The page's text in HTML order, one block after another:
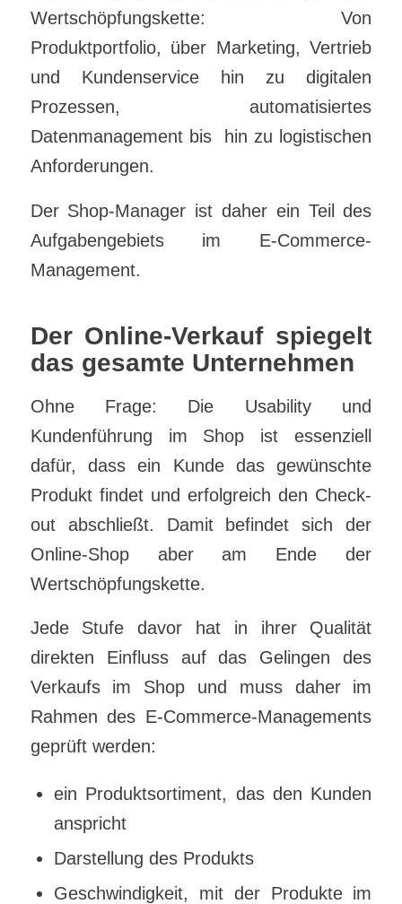
Wertschöpfungskette: Von
Produktportfolio, über Marketing, Vertrieb
und Kundenservice hin zu digitalen
Prozessen, automatisiertes
Datenmanagement bis hin zu logistischen
Anforderungen.
Der Shop-Manager ist daher ein Teil des
Aufgabengebiets im E-Commerce-
Management.
Der Online-Verkauf spiegelt
das gesamte Unternehmen
Ohne Frage: Die Usability und
Kundenführung im Shop ist essenziell
dafür, dass ein Kunde das gewünschte
Produkt findet und erfolgreich den Check-
out abschließt. Damit befindet sich der
Online-Shop aber am Ende der
Wertschöpfungskette.
Jede Stufe davor hat in ihrer Qualität
direkten Einfluss auf das Gelingen des
Verkaufs im Shop und muss daher im
Rahmen des E-Commerce-Managements
geprüft werden:
ein Produktsortiment, das den Kunden
anspricht
Darstellung des Produkts
Geschwindigkeit, mit der Produkte im